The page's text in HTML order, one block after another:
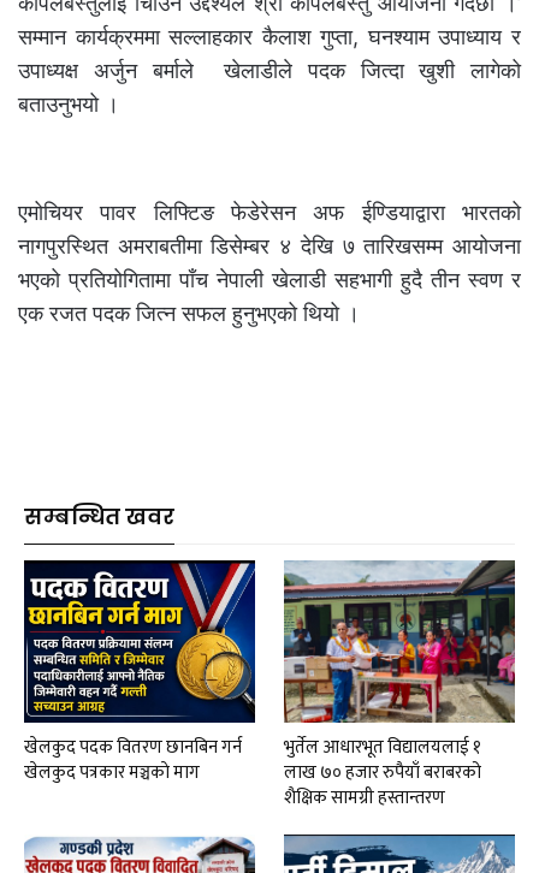
सम्मान कार्यक्रममा सल्लाहकार कैलाश गुप्ता, घनश्याम उपाध्याय र
उपाध्यक्ष अर्जुन बर्माले खेलाडीले पदक जित्दा खुशी लागेको
बताउनुभयो ।
एमोचियर पावर लिफ्टिङ फेडेरेसन अफ ईण्डियाद्वारा भारतको
नागपुरस्थित अमराबतीमा डिसेम्बर ४ देखि ७ तारिखसम्म आयोजना
भएको प्रतियोगितामा पाँच नेपाली खेलाडी सहभागी हुदै तीन स्वण र
एक रजत पदक जित्न सफल हुनुभएको थियो ।
सम्बन्धित खवर
खेलकुद पदक वितरण छानबिन गर्न
खेलकुद पत्रकार मञ्चकाे माग
भुर्तेल आधारभूत विद्यालयलाई १
लाख ७० हजार रुपैयाँ बराबरको
शैक्षिक सामग्री हस्तान्तरण